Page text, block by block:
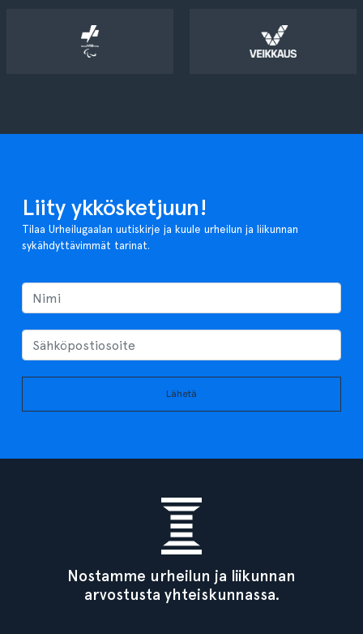
Liity ykkösketjuun!
Tilaa Urheilugaalan uutiskirje ja kuule urheilun ja liikunnan
sykähdyttävimmät tarinat.
Lähetä
Nostamme urheilun ja liikunnan
arvostusta yhteiskunnassa.